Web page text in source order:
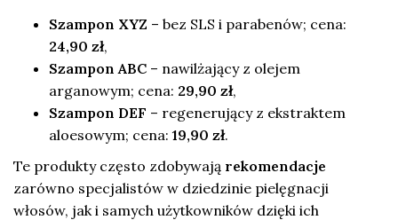
Szampon XYZ – bez SLS i parabenów; cena:
24,90 zł,
Szampon ABC – nawilżający z olejem
arganowym; cena: 29,90 zł,
Szampon DEF – regenerujący z ekstraktem
aloesowym; cena:19,90 zł.
Te produkty często zdobywają rekomendacje
zarówno specjalistów w dziedzinie pielęgnacji
włosów, jak i samych użytkowników dzięki ich